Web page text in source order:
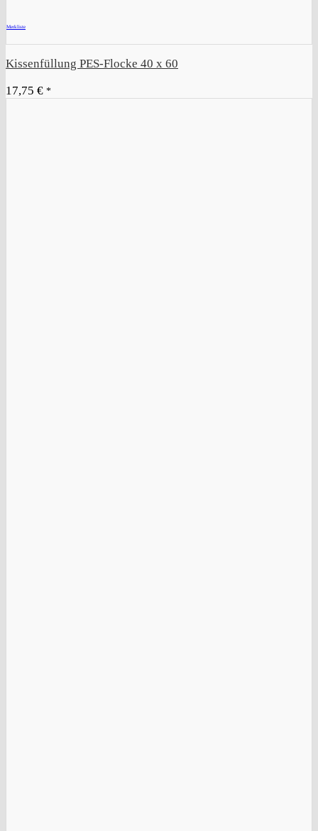
Merkliste
Kissenfüllung PES-Flocke 40 x 60
17,75 € *